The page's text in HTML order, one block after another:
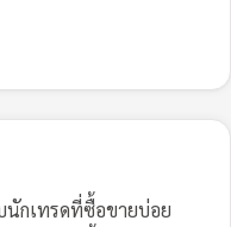
กเทรดที่ซื้อขายบ่อย